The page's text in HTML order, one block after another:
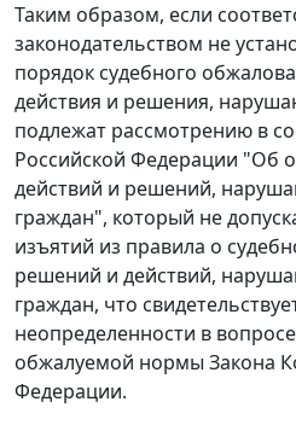
Таким образом, если
законодательством не
порядок судебного
действия и решения,
подлежат рассмотрению в
Российской Федерации "Об
действий и решений,
граждан", который не
изъятий из правила о
решений и действий,
граждан, что
неопределенности в
обжалуемой нормы Закона
Федерации.